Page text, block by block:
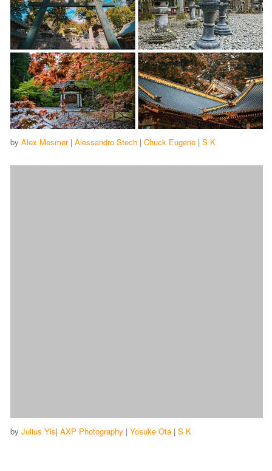
by Alex Mesmer| Alessandro Stech | Chuck Eugene | S K
by Julius Yls| AXP Photography | Yosuke Ota | S K